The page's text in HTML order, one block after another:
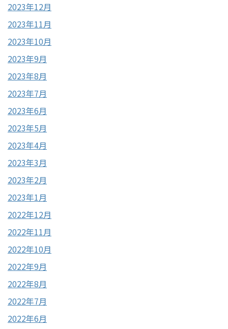
2023年12月
2023年11月
2023年10月
2023年9月
2023年8月
2023年7月
2023年6月
2023年5月
2023年4月
2023年3月
2023年2月
2023年1月
2022年12月
2022年11月
2022年10月
2022年9月
2022年8月
2022年7月
2022年6月